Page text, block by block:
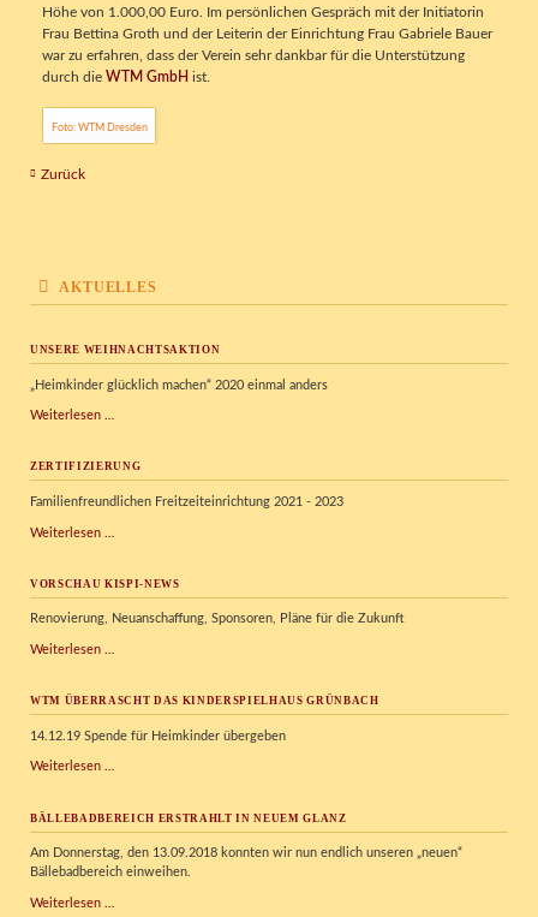
Höhe von 1.000,00 Euro. Im persönlichen Gespräch mit der Initiatorin
Frau Bettina Groth und der Leiterin der Einrichtung Frau Gabriele Bauer
war zu erfahren, dass der Verein sehr dankbar für die Unterstützung
durch die WTM GmbH ist.
Foto: WTM Dresden
Zurück
AKTUELLES
UNSERE WEIHNACHTSAKTION
„Heimkinder glücklich machen“ 2020 einmal anders
Weiterlesen …
ZERTIFIZIERUNG
Familienfreundlichen Freitzeiteinrichtung 2021 - 2023
Weiterlesen …
VORSCHAU KISPI-NEWS
Renovierung, Neuanschaffung, Sponsoren, Pläne für die Zukunft
Weiterlesen …
WTM ÜBERRASCHT DAS KINDERSPIELHAUS GRÜNBACH
14.12.19 Spende für Heimkinder übergeben
Weiterlesen …
Kinderspielhaus
BÄLLEBADBEREICH ERSTRAHLT IN NEUEM GLANZ
Am Donnerstag, den 13.09.2018 konnten wir nun endlich unseren „neuen“
Bällebadbereich einweihen.
Weiterlesen …